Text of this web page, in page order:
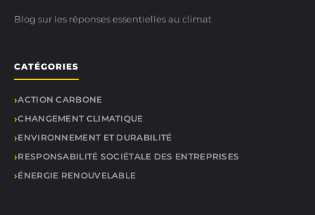
Blog sur les réponses essentielles au climat
CATÉGORIES
ACTION CARBONE
CHANGEMENT CLIMATIQUE
ENVIRONNEMENT ET DURABILITÉ
RESPONSABILITÉ SOCIÉTALE DES ENTREPRISES
ÉNERGIE RENOUVELABLE